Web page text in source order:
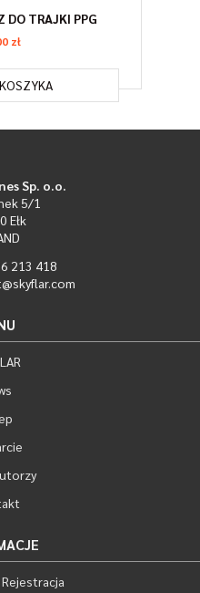
DO TRAJKI PPG
zł
Sp. o.o.
5/1
Ełk
213 418